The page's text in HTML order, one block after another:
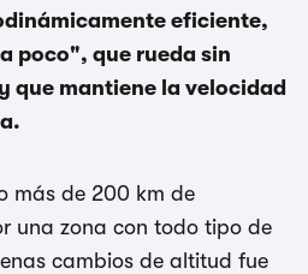
eficiente,
poco", que rueda sin
que mantiene la velocidad
más de 200 km de
una zona con todo tipo de
cambios de altitud fue